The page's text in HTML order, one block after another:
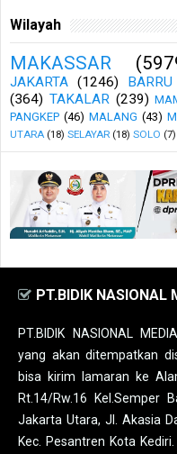
Wilayah
MAKASSAR
JAKARTA (1246) BARRU
(364) TAKALAR (239)
PANGKEP (46) MALANG (43)
UTARA (18) SELAYAR (18) SOLO (7)
PT.BIDIK NASIONAL
PT.BIDIK NASIONAL
yang akan ditempatkan
bisa kirim lamaran ke
Rt.14/Rw.16 Kel.Semper
Jakarta Utara, Jl. Akasia
Kec. Pesantren Kota